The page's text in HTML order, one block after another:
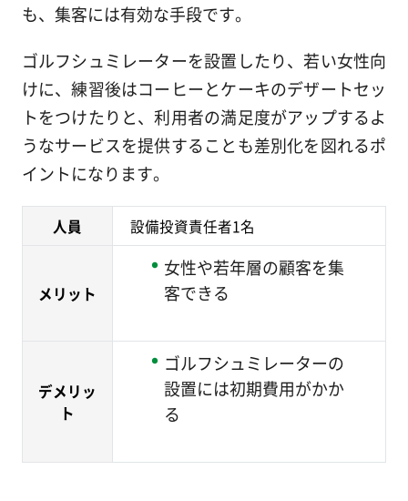
も、集客には有効な手段です。
ゴルフシュミレーターを設置したり、若い女性向
けに、練習後はコーヒーとケーキのデザートセッ
トをつけたりと、利用者の満足度がアップするよ
うなサービスを提供することも差別化を図れるポ
イントになります。
人員 設備投資責任者1名
メリット
女性や若年層の顧客を集
客できる
デメリッ
ト
ゴルフシュミレーターの
設置には初期費用がかか
る